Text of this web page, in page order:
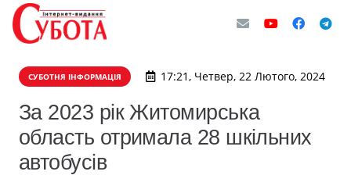
СУБОТНЯ ІНФОРМАЦІЯ 17:21, Четвер, 22 Лютого, 2024
За 2023 рік Житомирська
область отримала 28 шкільних
автобусів